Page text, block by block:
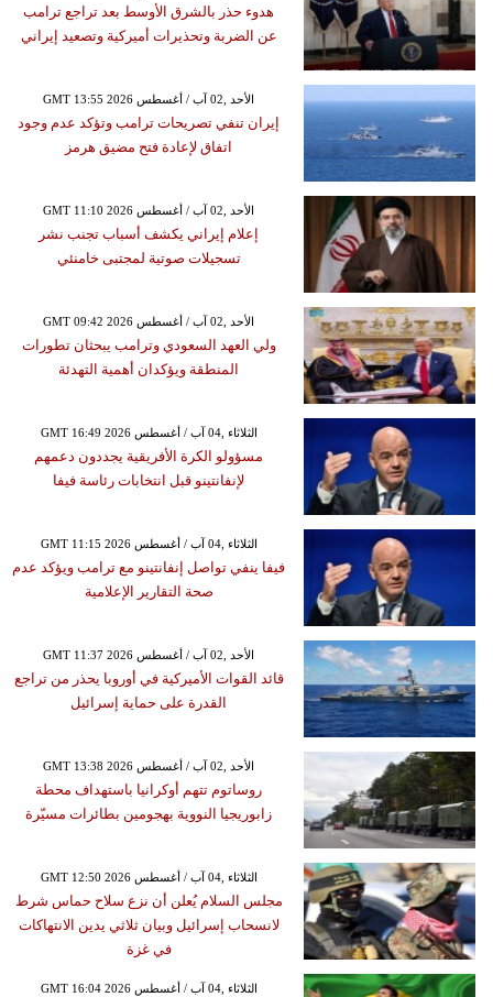
هدوء حذر بالشرق الأوسط بعد تراجع ترامب
عن الضربة وتحذيرات أميركية وتصعيد إيراني
GMT 13:55 2026 الأحد ,02 آب / أغسطس
إيران تنفي تصريحات ترامب وتؤكد عدم وجود
اتفاق لإعادة فتح مضيق هرمز
GMT 11:10 2026 الأحد ,02 آب / أغسطس
إعلام إيراني يكشف أسباب تجنب نشر
تسجيلات صوتية لمجتبى خامنئي
GMT 09:42 2026 الأحد ,02 آب / أغسطس
ولي العهد السعودي وترامب يبحثان تطورات
المنطقة ويؤكدان أهمية التهدئة
GMT 16:49 2026 الثلاثاء ,04 آب / أغسطس
مسؤولو الكرة الأفريقية يجددون دعمهم
لإنفانتينو قبل انتخابات رئاسة فيفا
GMT 11:15 2026 الثلاثاء ,04 آب / أغسطس
فيفا ينفي تواصل إنفانتينو مع ترامب ويؤكد عدم
صحة التقارير الإعلامية
GMT 11:37 2026 الأحد ,02 آب / أغسطس
قائد القوات الأميركية في أوروبا يحذر من تراجع
القدرة على حماية إسرائيل
GMT 13:38 2026 الأحد ,02 آب / أغسطس
روساتوم تتهم أوكرانيا باستهداف محطة
زابوريجيا النووية بهجومين بطائرات مسيّرة
GMT 12:50 2026 الثلاثاء ,04 آب / أغسطس
مجلس السلام يُعلن أن نزع سلاح حماس شرط
لانسحاب إسرائيل وبيان ثلاثي يدين الانتهاكات
في غزة
GMT 16:04 2026 الثلاثاء ,04 آب / أغسطس